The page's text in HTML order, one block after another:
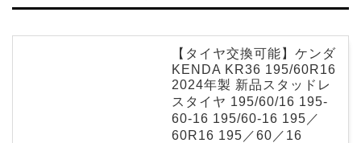
【タイヤ交換可能】ケンダ
KENDA KR36 195/60R16
2024年製 新品スタッドレ
スタイヤ 195/60/16 195-
60-16 195/60-16 195／
60R16 195／60／16